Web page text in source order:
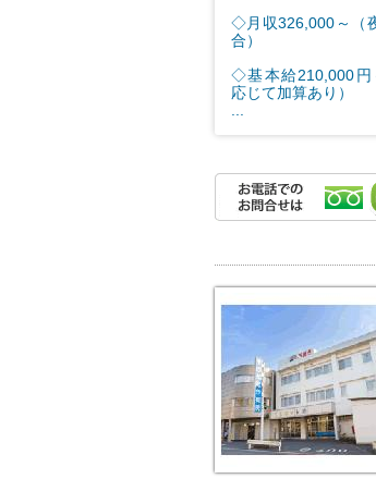
◇月収326,000～（
合）
◇基本給210,000円
応じて加算あり）